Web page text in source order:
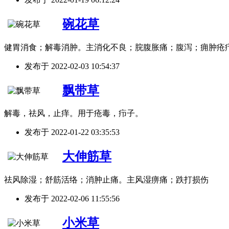
碗花草
健胃消食；解毒消肿。主消化不良；脘腹胀痛；腹泻；痈肿疮
发布于 2022-02-03 10:54:37
飘带草
解毒，祛风，止痒。用于疮毒，疖子。
发布于 2022-01-22 03:35:53
大伸筋草
祛风除湿；舒筋活络；消肿止痛。主风湿痹痛；跌打损伤
发布于 2022-02-06 11:55:56
小米草